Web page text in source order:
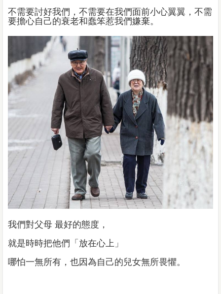
不需要討好我們，不需要在我們面前小心翼翼，不需
要擔心自己的衰老和蠢笨惹我們嫌棄。
我們對父母 最好的態度，
就是時時把他們「放在心上」
哪怕一無所有，也因為自己的兒女無所畏懼。